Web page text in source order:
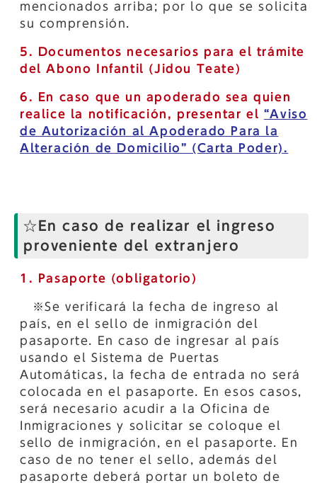
mencionados arriba; por lo que se solicita
su comprensión.
5. Documentos necesarios para el trámite
del Abono Infantil (Jidou Teate)
6. En caso que un apoderado sea quien
realice la notificación, presentar el “Aviso
de Autorización al Apoderado Para la
Alteración de Domicilio” (Carta Poder).
☆En caso de realizar el ingreso
proveniente del extranjero
1. Pasaporte (obligatorio)
※Se verificará la fecha de ingreso al
país, en el sello de inmigración del
pasaporte. En caso de ingresar al país
usando el Sistema de Puertas
Automáticas, la fecha de entrada no será
colocada en el pasaporte. En esos casos,
será necesario acudir a la Oficina de
Inmigraciones y solicitar se coloque el
sello de inmigración, en el pasaporte. En
caso de no tener el sello, además del
pasaporte deberá portar un boleto de